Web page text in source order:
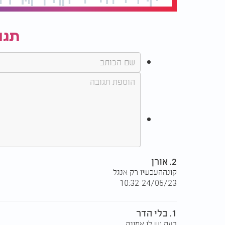
2. אורן
קונההעכשיו רק אנגל
24/05/23 10:32
1. בלי הדר